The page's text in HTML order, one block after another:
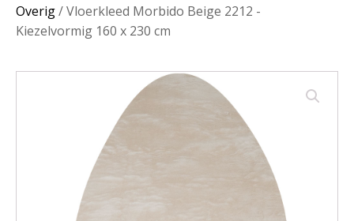
Overig/ Vloerkleed Morbido Beige 2212 -
Kiezelvormig 160 x 230 cm